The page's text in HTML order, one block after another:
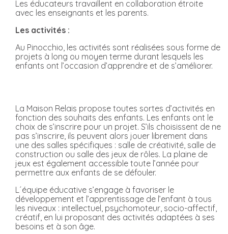
Les éducateurs travaillent en collaboration étroite
avec les enseignants et les parents.
Les activités :
Au Pinocchio, les activités sont réalisées sous forme de
projets à long ou moyen terme durant lesquels les
enfants ont l’occasion d’apprendre et de s’améliorer.
La Maison Relais propose toutes sortes d’activités en
fonction des souhaits des enfants. Les enfants ont le
choix de s’inscrire pour un projet. S’ils choisissent de ne
pas s’inscrire, ils peuvent alors jouer librement dans
une des salles spécifiques : salle de créativité, salle de
construction ou salle des jeux de rôles. La plaine de
jeux est également accessible toute l’année pour
permettre aux enfants de se défouler.
L´équipe éducative s’engage à favoriser le
développement et l’apprentissage de l’enfant à tous
les niveaux : intellectuel, psychomoteur, socio-affectif,
créatif, en lui proposant des activités adaptées à ses
besoins et à son âge.